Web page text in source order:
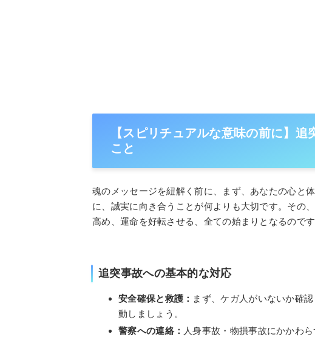
【スピリチュアルな意味の前に】
こと
魂のメッセージを紐解く前に、まず、あなたの心と
に、誠実に向き合うことが何よりも大切です。その
高め、運命を好転させる、全ての始まりとなるのです
追突事故への基本的な対応
安全確保と救護： まず、ケガ人がいないか確
動しましょう。
警察への連絡： 人身事故・物損事故にかかわ